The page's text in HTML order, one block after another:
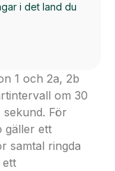
i det land du
1 och 2a, 2b
om 30
sekund. För
gäller ett
samtal ringda
ett